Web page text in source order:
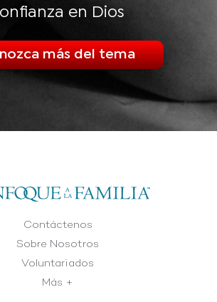
en Dios
más del tema
Contáctenos
Sobre Nosotros
Voluntariados
Más +